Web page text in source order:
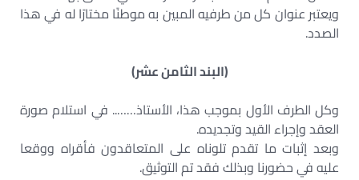
ويعتبر عنوان كل من طرفيه المبين به موطنًا مختارًا له في هذا
الصدد.
(البند الثامن عشر)
وكل الطرف الأول بموجب هذا، الأستاذ…….. في استلام صورة
العقد وإجراء القيد وتجديده.
وبعد إثبات ما تقدم تلوناه على المتعاقدون فأقراه ووقعا
عليه في حضورنا وبذلك فقد تم التوثيق.